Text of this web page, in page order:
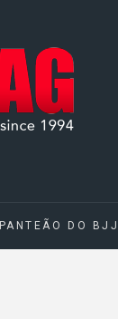
PANTEÃO DO BJJ